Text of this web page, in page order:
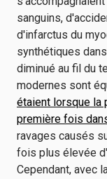
sanguins,
d'infarctus du
synthétiques
diminué au fil du
modernes sont
étaient lorsque la
première fois
ravages causés
fois plus élevée
Cependant, avec